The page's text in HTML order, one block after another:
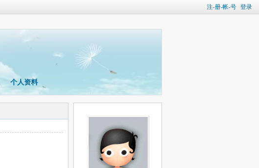
注-册-帐-号 登录
个人资料